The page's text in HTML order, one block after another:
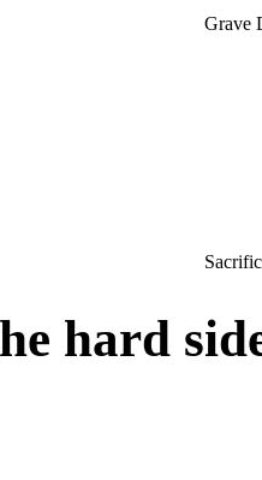
Grave
hard